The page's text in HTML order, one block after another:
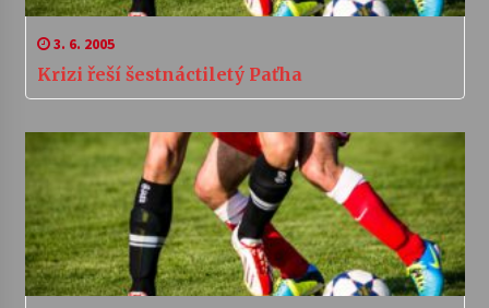
3. 6. 2005
Krizi řeší šestnáctiletý Paťha